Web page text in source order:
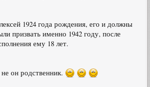
1924 года рождения, его и должны
призвать именно 1942 году, после
ему 18 лет.
он родственник.